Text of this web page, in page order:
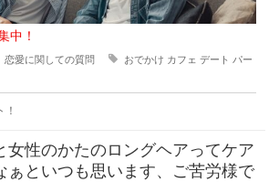
中！
恋愛に関しての質問 おでかけ カフェ デート パー
女性のかたのロングヘアってケア
ぁといつも思います、ご苦労様で